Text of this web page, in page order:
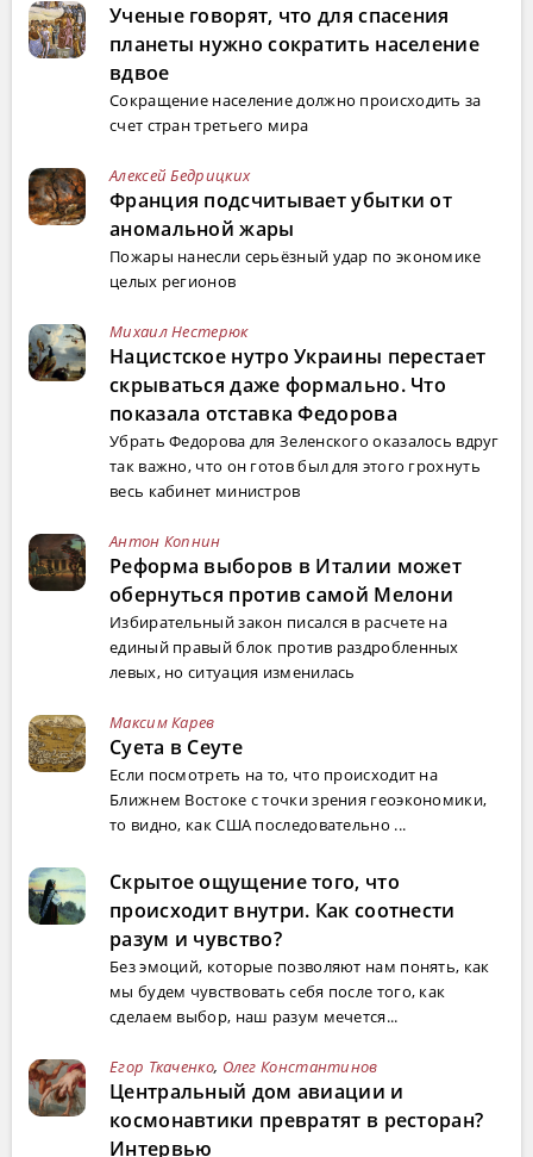
Ученые говорят, что для спасения
планеты нужно сократить население
вдвое
Сокращение население должно происходить за
счет стран третьего мира
Алексей Бедрицких
Франция подсчитывает убытки от
аномальной жары
Пожары нанесли серьёзный удар по экономике
целых регионов
Михаил Нестерюк
Нацистское нутро Украины перестает
скрываться даже формально. Что
показала отставка Федорова
Убрать Федорова для Зеленского оказалось вдруг
так важно, что он готов был для этого грохнуть
весь кабинет министров
Антон Копнин
Реформа выборов в Италии может
обернуться против самой Мелони
Избирательный закон писался в расчете на
единый правый блок против раздробленных
левых, но ситуация изменилась
Максим Карев
Суета в Сеуте
Если посмотреть на то, что происходит на
Ближнем Востоке с точки зрения геоэкономики,
то видно, как США последовательно ...
Скрытое ощущение того, что
происходит внутри. Как соотнести
разум и чувство?
Без эмоций, которые позволяют нам понять, как
мы будем чувствовать себя после того, как
сделаем выбор, наш разум мечется...
Егор Ткаченко, Олег Константинов
Центральный дом авиации и
космонавтики превратят в ресторан?
Интервью